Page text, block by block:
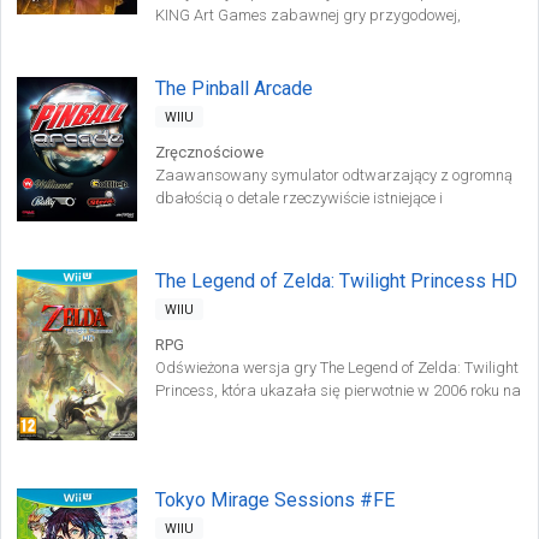
KING Art Games zabawnej gry przygodowej,
The Pinball Arcade
WIIU
Zręcznościowe
Zaawansowany symulator odtwarzający z ogromną
dbałością o detale rzeczywiście istniejące i
The Legend of Zelda: Twilight Princess HD
WIIU
RPG
Odświeżona wersja gry The Legend of Zelda: Twilight
Princess, która ukazała się pierwotnie w 2006 roku na
Tokyo Mirage Sessions #FE
WIIU